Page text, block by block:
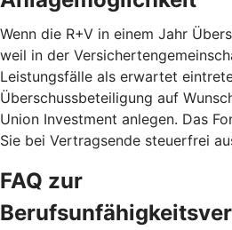
Wenn die R+V in einem Jahr
weil in der
Leistungsfälle als erwartet
Überschussbeteiligung auf
Union Investment anlegen. Das
Sie bei Vertragsende steuerfrei
FAQ zur